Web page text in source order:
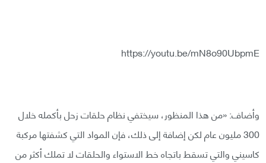
https://youtu.be/mN8o90UbpmE
وأضاف: «من هذا المنظور، سيختفي نظام حلقات زحل بأكمله خلال
300 مليون عام لكن إضافة إلى ذلك، فإن المواد التي كشفتها مركبة
كاسيني والتي تسقط باتجاه خط الاستواء والحلقات لا تملك أكثر من